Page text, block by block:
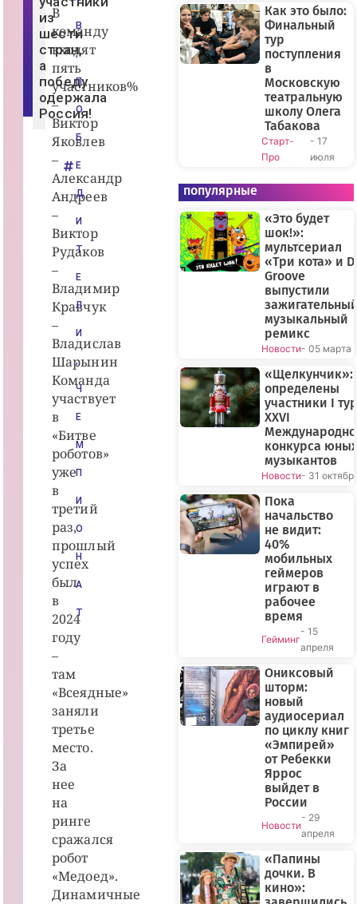
из
шести
стран,
а
победу
одержала
Россия!
В
команду
входят
пять
участников%
–
Виктор
Яковлев
–
Александр
Андреев
–
Виктор
Рудаков
–
Владимир
Кравчук
–
Владислав
Шарынин
Команда
участвует
в
«Битве
роботов»
уже
в
третий
раз,
прошлый
успех
был
в
2024
году
–
там
«Всеядные»
заняли
третье
место.
За
нее
на
ринге
сражался
робот
«Медоед».
Динамичные
В
,
П
О
Б
Е
Д
И
Т
Е
Л
И
,
Ч
Е
М
П
И
О
Н
А
Т
Как это было:
Финальный
тур
поступления
в
Московскую
театральную
школу Олега
Табакова
Старт-
Про
- 17
июля
популярные
«Это будет
шок!»:
мультсериал
«Три кота» и
Groove
выпустили
музыкальный
ремикс
Новости- 05 марта
«Щелкунчик»:
определены
участники I
XXVI
конкурса юных
музыкантов
Новости- 31
Пока
начальство
не видит:
40%
мобильных
геймеров
играют в
рабочее
время
Гейминг
- 15
апреля
Ониксовый
шторм:
новый
аудиосериал
по циклу книг
«Эмпирей»
от Ребекки
Яррос
выйдет в
России
Новости
- 29
апреля
«Папины
дочки. В
кино»: